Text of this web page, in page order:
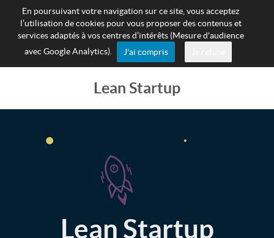
En poursuivant votre navigation sur ce site, vous acceptez
l’utilisation de cookies pour vous proposer des contenus et
services adaptés à vos centres d’intérêts (Mesure d'audience
avec Google Analytics).
J'ai compris
Lean Startup
Lean Startup